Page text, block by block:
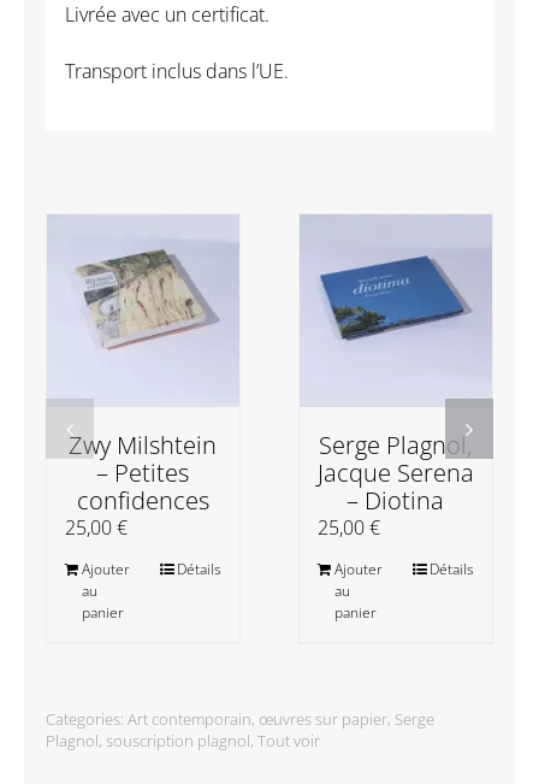
Livrée avec un certificat.
Transport inclus dans l’UE.
Zwy Milshtein
– Petites
confidences
25,00€
Ajouter
au
panier
Détails
Serge Plagnol,
Jacque Serena
– Diotina
25,00€
Ajouter
au
panier
Détails
Categories: Art contemporain, œuvres sur papier, Serge
Plagnol, souscription plagnol, Tout voir